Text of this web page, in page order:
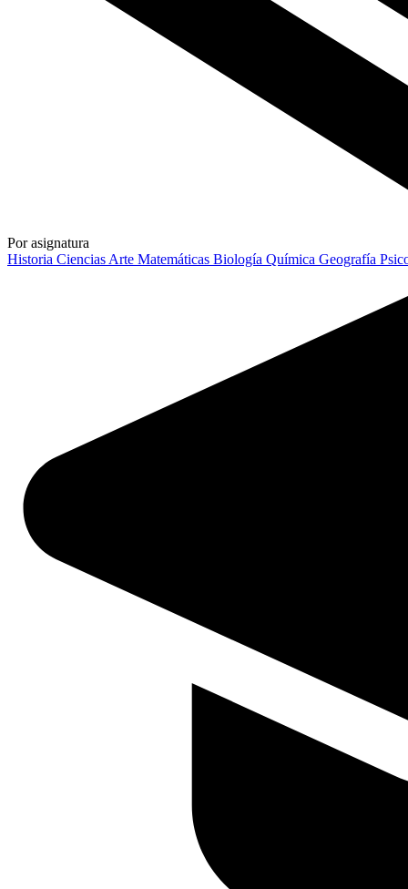
Por asignatura
Historia Ciencias Arte Matemáticas Biología Química Geografía